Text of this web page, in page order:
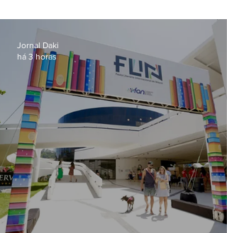
apreensão na população
Jornal Daki
há 3 horas